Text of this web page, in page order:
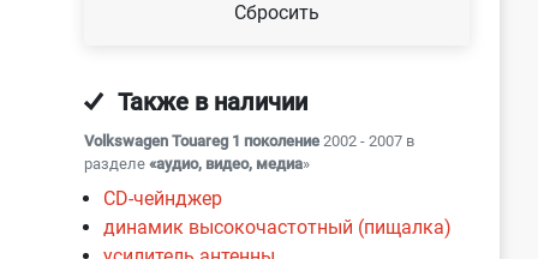
Сбросить
Также в наличии
Volkswagen Touareg 1 поколение 2002 - 2007 в
разделе «аудио, видео, медиа»
CD-чейнджер
динамик высокочастотный (пищалка)